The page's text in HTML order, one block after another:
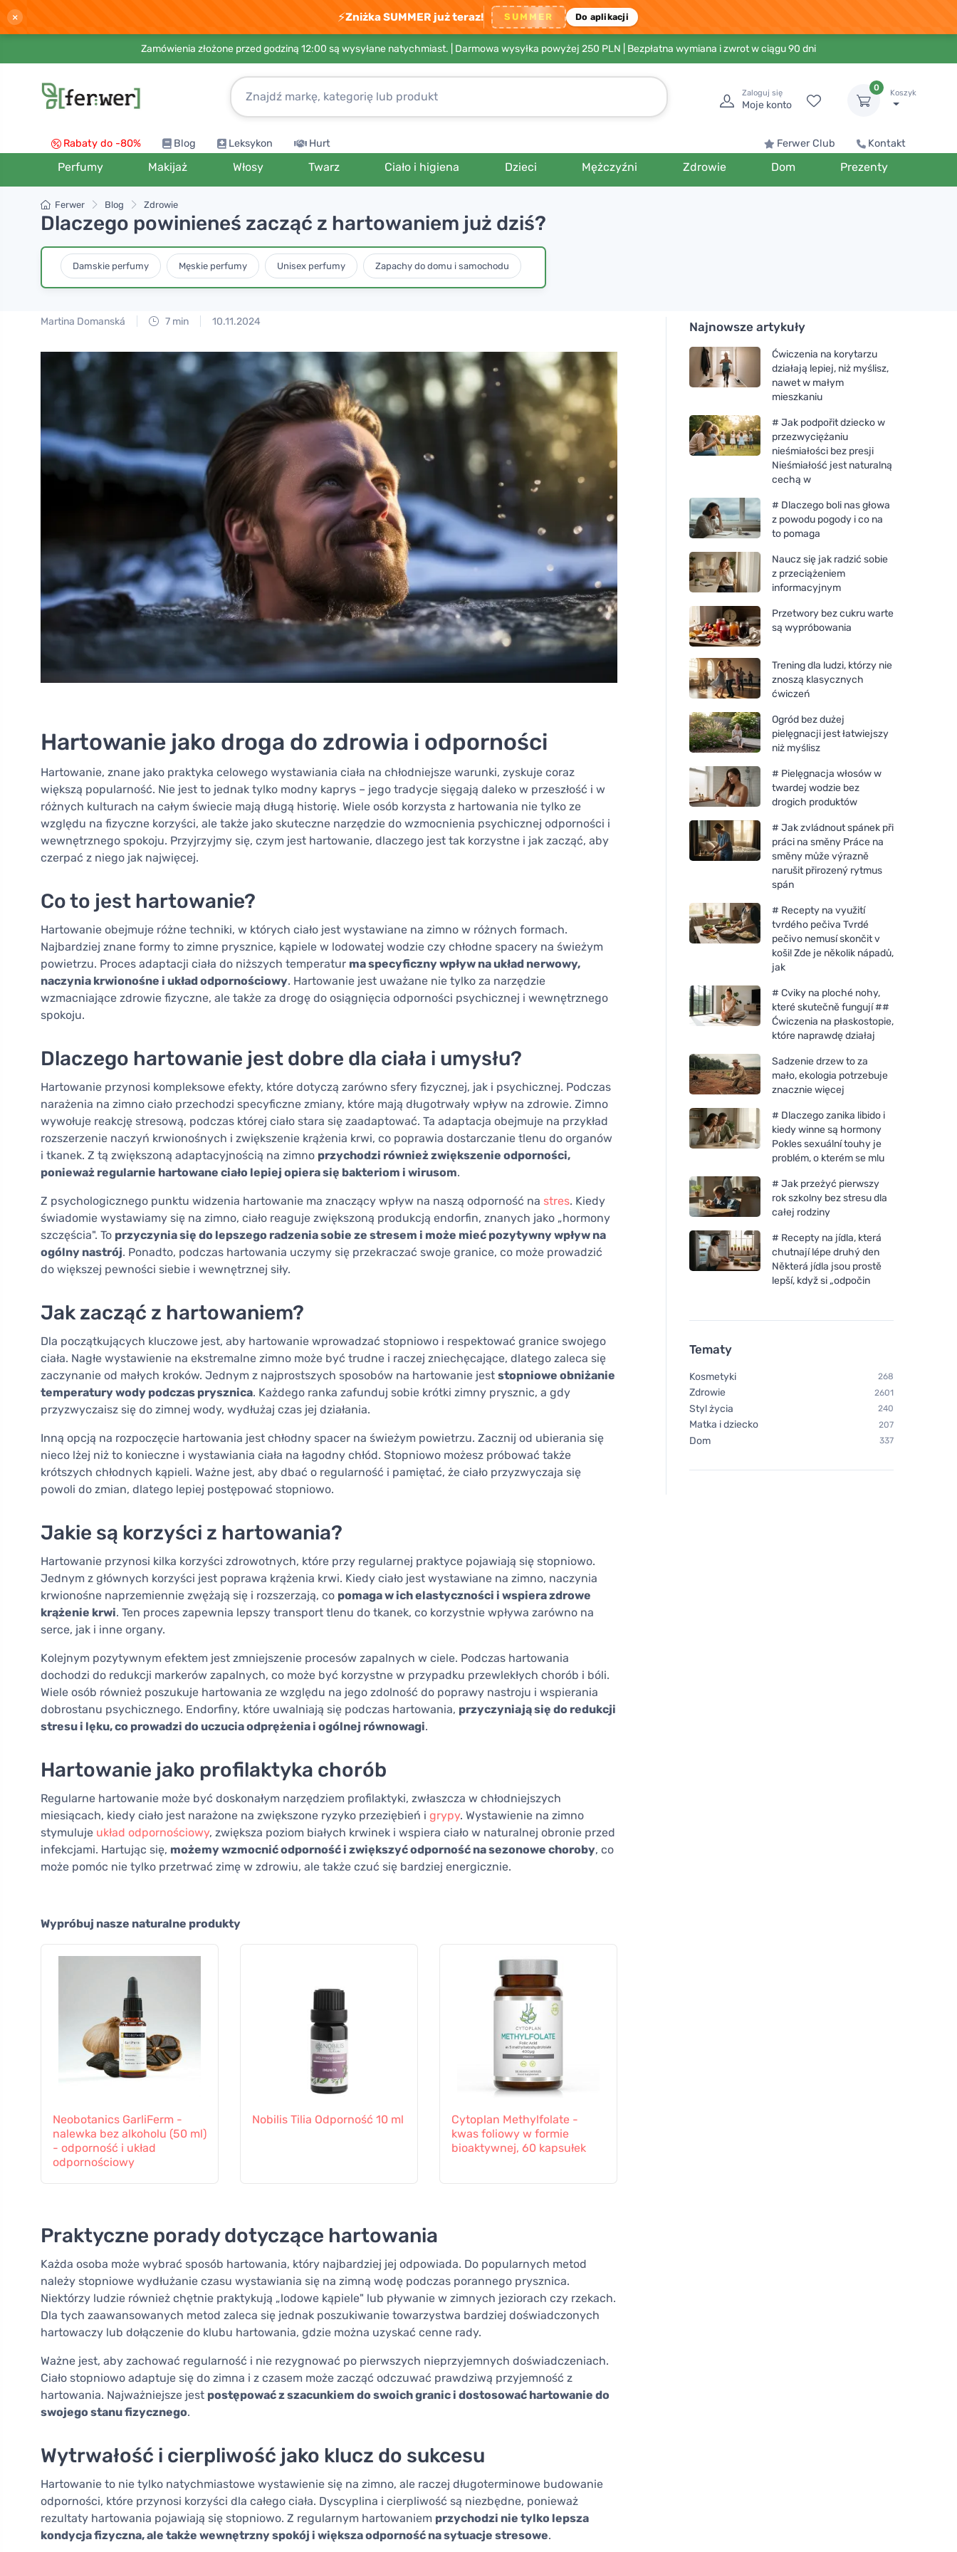
× ⚡Zniżka SUMMER już teraz! SUMMER Do aplikacji
Zamówienia złożone przed godziną 12:00 są wysyłane natychmiast. | Darmowa wysyłka powyżej 250 PLN | Bezpłatna wymiana i zwrot w ciągu 90 dni
Zaloguj się
Moje konto
0
Koszyk
Rabaty do -80% Blog Leksykon Hurt Ferwer Club Kontakt
Perfumy Makijaż Włosy Twarz Ciało i higiena Dzieci Mężczyźni Zdrowie Dom Prezenty
Ferwer Blog Zdrowie
Dlaczego powinieneś zacząć z hartowaniem już dziś?
Damskie perfumy Męskie perfumy Unisex perfumy Zapachy do domu i samochodu
Martina Domanská 7 min 10.11.2024
Hartowanie jako droga do zdrowia i odporności
Hartowanie, znane jako praktyka celowego wystawiania ciała na chłodniejsze warunki, zyskuje coraz
większą popularność. Nie jest to jednak tylko modny kaprys – jego tradycje sięgają daleko w przeszłość i w
różnych kulturach na całym świecie mają długą historię. Wiele osób korzysta z hartowania nie tylko ze
względu na fizyczne korzyści, ale także jako skuteczne narzędzie do wzmocnienia psychicznej odporności i
wewnętrznego spokoju. Przyjrzyjmy się, czym jest hartowanie, dlaczego jest tak korzystne i jak zacząć, aby
czerpać z niego jak najwięcej.
Co to jest hartowanie?
Hartowanie obejmuje różne techniki, w których ciało jest wystawiane na zimno w różnych formach.
Najbardziej znane formy to zimne prysznice, kąpiele w lodowatej wodzie czy chłodne spacery na świeżym
powietrzu. Proces adaptacji ciała do niższych temperatur ma specyficzny wpływ na układ nerwowy,
naczynia krwionośne i układ odpornościowy. Hartowanie jest uważane nie tylko za narzędzie
wzmacniające zdrowie fizyczne, ale także za drogę do osiągnięcia odporności psychicznej i wewnętrznego
spokoju.
Dlaczego hartowanie jest dobre dla ciała i umysłu?
Hartowanie przynosi kompleksowe efekty, które dotyczą zarówno sfery fizycznej, jak i psychicznej. Podczas
narażenia na zimno ciało przechodzi specyficzne zmiany, które mają długotrwały wpływ na zdrowie. Zimno
wywołuje reakcję stresową, podczas której ciało stara się zaadaptować. Ta adaptacja obejmuje na przykład
rozszerzenie naczyń krwionośnych i zwiększenie krążenia krwi, co poprawia dostarczanie tlenu do organów
i tkanek. Z tą zwiększoną adaptacyjnością na zimno przychodzi również zwiększenie odporności,
ponieważ regularnie hartowane ciało lepiej opiera się bakteriom i wirusom.
Z psychologicznego punktu widzenia hartowanie ma znaczący wpływ na naszą odporność na stres. Kiedy
świadomie wystawiamy się na zimno, ciało reaguje zwiększoną produkcją endorfin, znanych jako „hormony
szczęścia". To przyczynia się do lepszego radzenia sobie ze stresem i może mieć pozytywny wpływ na
ogólny nastrój. Ponadto, podczas hartowania uczymy się przekraczać swoje granice, co może prowadzić
do większej pewności siebie i wewnętrznej siły.
Jak zacząć z hartowaniem?
Dla początkujących kluczowe jest, aby hartowanie wprowadzać stopniowo i respektować granice swojego
ciała. Nagłe wystawienie na ekstremalne zimno może być trudne i raczej zniechęcające, dlatego zaleca się
zaczynanie od małych kroków. Jednym z najprostszych sposobów na hartowanie jest stopniowe obniżanie
temperatury wody podczas prysznica. Każdego ranka zafunduj sobie krótki zimny prysznic, a gdy
przyzwyczaisz się do zimnej wody, wydłużaj czas jej działania.
Inną opcją na rozpoczęcie hartowania jest chłodny spacer na świeżym powietrzu. Zacznij od ubierania się
nieco lżej niż to konieczne i wystawiania ciała na łagodny chłód. Stopniowo możesz próbować także
krótszych chłodnych kąpieli. Ważne jest, aby dbać o regularność i pamiętać, że ciało przyzwyczaja się
powoli do zmian, dlatego lepiej postępować stopniowo.
Jakie są korzyści z hartowania?
Hartowanie przynosi kilka korzyści zdrowotnych, które przy regularnej praktyce pojawiają się stopniowo.
Jednym z głównych korzyści jest poprawa krążenia krwi. Kiedy ciało jest wystawiane na zimno, naczynia
krwionośne naprzemiennie zwężają się i rozszerzają, co pomaga w ich elastyczności i wspiera zdrowe
krążenie krwi. Ten proces zapewnia lepszy transport tlenu do tkanek, co korzystnie wpływa zarówno na
serce, jak i inne organy.
Kolejnym pozytywnym efektem jest zmniejszenie procesów zapalnych w ciele. Podczas hartowania
dochodzi do redukcji markerów zapalnych, co może być korzystne w przypadku przewlekłych chorób i bóli.
Wiele osób również poszukuje hartowania ze względu na jego zdolność do poprawy nastroju i wspierania
dobrostanu psychicznego. Endorfiny, które uwalniają się podczas hartowania, przyczyniają się do redukcji
stresu i lęku, co prowadzi do uczucia odprężenia i ogólnej równowagi.
Hartowanie jako profilaktyka chorób
Regularne hartowanie może być doskonałym narzędziem profilaktyki, zwłaszcza w chłodniejszych
miesiącach, kiedy ciało jest narażone na zwiększone ryzyko przeziębień i grypy. Wystawienie na zimno
stymuluje układ odpornościowy, zwiększa poziom białych krwinek i wspiera ciało w naturalnej obronie przed
infekcjami. Hartując się, możemy wzmocnić odporność i zwiększyć odporność na sezonowe choroby, co
może pomóc nie tylko przetrwać zimę w zdrowiu, ale także czuć się bardziej energicznie.
Wypróbuj nasze naturalne produkty
Neobotanics GarliFerm -
nalewka bez alkoholu (50 ml)
- odporność i układ
odpornościowy
Nobilis Tilia Odporność 10 ml
Cytoplan Methylfolate -
kwas foliowy w formie
bioaktywnej, 60 kapsułek
Praktyczne porady dotyczące hartowania
Każda osoba może wybrać sposób hartowania, który najbardziej jej odpowiada. Do popularnych metod
należy stopniowe wydłużanie czasu wystawiania się na zimną wodę podczas porannego prysznica.
Niektórzy ludzie również chętnie praktykują „lodowe kąpiele" lub pływanie w zimnych jeziorach czy rzekach.
Dla tych zaawansowanych metod zaleca się jednak poszukiwanie towarzystwa bardziej doświadczonych
hartowaczy lub dołączenie do klubu hartowania, gdzie można uzyskać cenne rady.
Ważne jest, aby zachować regularność i nie rezygnować po pierwszych nieprzyjemnych doświadczeniach.
Ciało stopniowo adaptuje się do zimna i z czasem może zacząć odczuwać prawdziwą przyjemność z
hartowania. Najważniejsze jest postępować z szacunkiem do swoich granic i dostosować hartowanie do
swojego stanu fizycznego.
Wytrwałość i cierpliwość jako klucz do sukcesu
Hartowanie to nie tylko natychmiastowe wystawienie się na zimno, ale raczej długoterminowe budowanie
odporności, które przynosi korzyści dla całego ciała. Dyscyplina i cierpliwość są niezbędne, ponieważ
rezultaty hartowania pojawiają się stopniowo. Z regularnym hartowaniem przychodzi nie tylko lepsza
kondycja fizyczna, ale także wewnętrzny spokój i większa odporność na sytuacje stresowe.
Najnowsze artykuły
Ćwiczenia na korytarzu
działają lepiej, niż myślisz,
nawet w małym
mieszkaniu
# Jak podpořit dziecko w
przezwyciężaniu
nieśmiałości bez presji
Nieśmiałość jest naturalną
cechą w
# Dlaczego boli nas głowa
z powodu pogody i co na
to pomaga
Naucz się jak radzić sobie
z przeciążeniem
informacyjnym
Przetwory bez cukru warte
są wypróbowania
Trening dla ludzi, którzy nie
znoszą klasycznych
ćwiczeń
Ogród bez dużej
pielęgnacji jest łatwiejszy
niż myślisz
# Pielęgnacja włosów w
twardej wodzie bez
drogich produktów
# Jak zvládnout spánek při
práci na směny Práce na
směny může výrazně
narušit přirozený rytmus
spán
# Recepty na využití
tvrdého pečiva Tvrdé
pečivo nemusí skončit v
koši! Zde je několik nápadů,
jak
# Cviky na ploché nohy,
které skutečně fungují ##
Ćwiczenia na płaskostopie,
które naprawdę działaj
Sadzenie drzew to za
mało, ekologia potrzebuje
znacznie więcej
# Dlaczego zanika libido i
kiedy winne są hormony
Pokles sexuální touhy je
problém, o kterém se mlu
# Jak przeżyć pierwszy
rok szkolny bez stresu dla
całej rodziny
# Recepty na jídla, která
chutnají lépe druhý den
Některá jídla jsou prostě
lepší, když si „odpočin
Tematy
Kosmetyki 268
Zdrowie 2601
Styl życia 240
Matka i dziecko 207
Dom 337